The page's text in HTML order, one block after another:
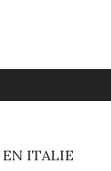
EN ITALIE